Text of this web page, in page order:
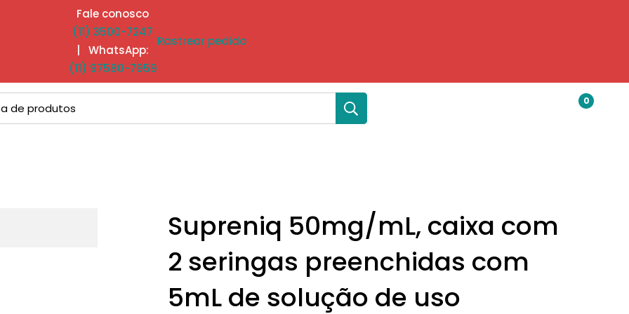
Fale conosco
(11) 3500-7247
| WhatsApp:
(11) 97580-7959
Rastrear pedido
0
Supreniq 50mg/mL, caixa com
2 seringas preenchidas com
5mL de solução de uso